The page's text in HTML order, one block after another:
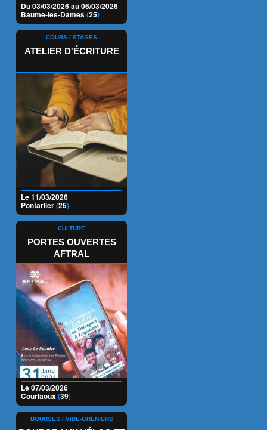
Du 03/03/2026 au 06/03/2026
Baume-les-Dames(25)
COURS / STAGES
ATELIER D'ÉCRITURE
Le 11/03/2026
Pontarlier(25)
CULTURE
PORTES OUVERTES
AFTRAL
Le 07/03/2026
Courlaoux(39)
BOURSES / VIDE-GRENIERS